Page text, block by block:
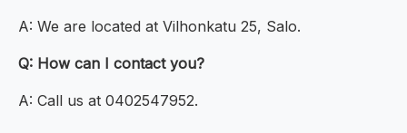
A: We are located at Vilhonkatu 25, Salo.
Q: How can I contact you?
A: Call us at 0402547952.